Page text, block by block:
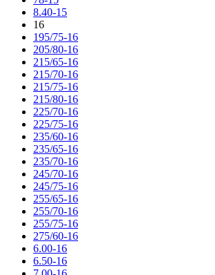
8.40-15
16
195/75-16
205/80-16
215/65-16
215/70-16
215/75-16
215/80-16
225/70-16
225/75-16
235/60-16
235/65-16
235/70-16
245/70-16
245/75-16
255/65-16
255/70-16
255/75-16
275/60-16
6.00-16
6.50-16